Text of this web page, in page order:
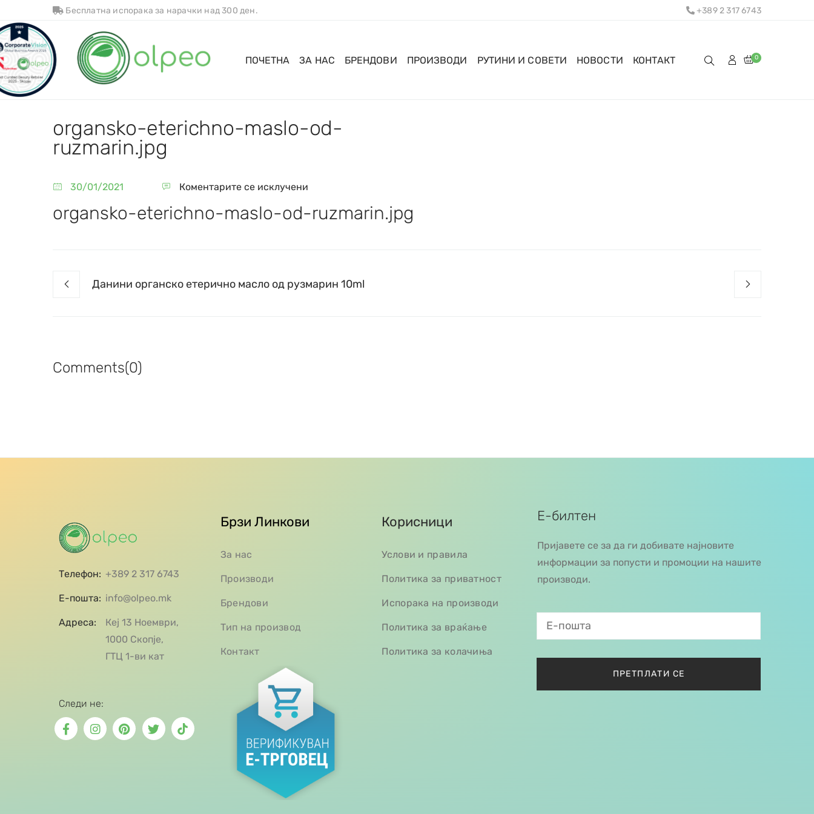
Бесплатна испорака за нарачки над 300 ден. +389 2 317 6743
ПОЧЕТНА ЗА НАС БРЕНДОВИ ПРОИЗВОДИ РУТИНИ И СОВЕТИ НОВОСТИ КОНТАКТ 0
organsko-eterichno-maslo-od-
ruzmarin.jpg
30/01/2021 Коментарите се исклучени
organsko-eterichno-maslo-od-ruzmarin.jpg
Данини органско етерично масло од рузмарин 10ml
Comments(0)
Телефон: +389 2 317 6743
Е-пошта: info@olpeo.mk
Адреса:
Кеј 13 Ноември,
1000 Скопје,
ГТЦ 1-ви кат
Следи не:
Брзи Линкови
За нас
Производи
Брендови
Тип на производ
Контакт
Корисници
Услови и правила
Политика за приватност
Испорака на производи
Политика за враќање
Политика за колачиња
Е-билтен
Пријавете се за да ги добивате најновите
информации за попусти и промоции на нашите
производи.